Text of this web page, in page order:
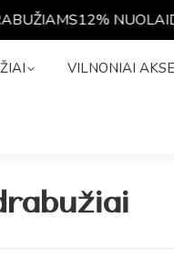
12% NUOLAIDA
VILNONIAI
VILNONIAI